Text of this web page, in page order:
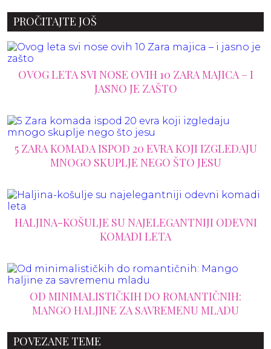
PROČITAJTE JOŠ
OVOG LETA SVI NOSE OVIH 10 ZARA MAJICA – I
JASNO JE ZAŠTO
5 ZARA KOMADA ISPOD 20 EVRA KOJI IZGLEDAJU
MNOGO SKUPLJE NEGO ŠTO JESU
HALJINA-KOŠULJE SU NAJELEGANTNIJI ODEVNI
KOMADI LETA
OD MINIMALISTIČKIH DO ROMANTIČNIH:
MANGO HALJINE ZA SAVREMENU MLADU
POVEZANE TEME